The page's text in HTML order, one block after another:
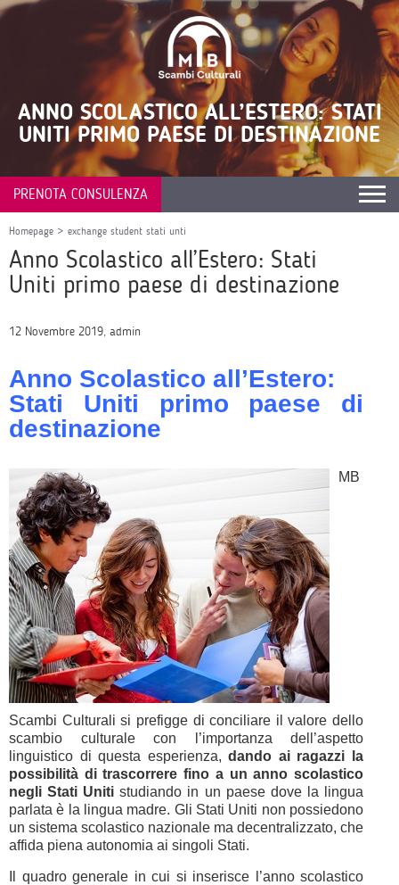
ANNO SCOLASTICO ALL’ESTERO: STATI
UNITI PRIMO PAESE DI DESTINAZIONE
PRENOTA CONSULENZA
Homepage > exchange student stati unti
Anno Scolastico all’Estero: Stati
Uniti primo paese di destinazione
12 Novembre 2019, admin
Anno Scolastico all’Estero:
Stati Uniti primo paese di
destinazione
MB
Scambi Culturali si prefigge di conciliare il valore dello
scambio culturale con l’importanza dell’aspetto
linguistico di questa esperienza,dando ai ragazzi la
possibilità di trascorrere fino a un anno scolastico
negli Stati Unitistudiando in un paese dove la lingua
parlata è la lingua madre. Gli Stati Uniti non possiedono
un sistema scolastico nazionale ma decentralizzato, che
affida piena autonomia ai singoli Stati.
Il quadro generale in cui si inserisce l’anno scolastico